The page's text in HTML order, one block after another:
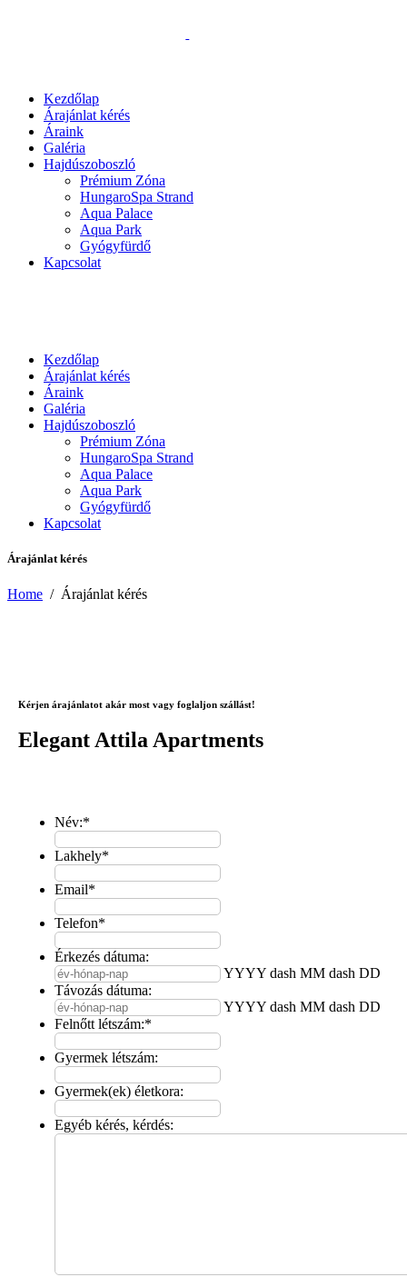
Kezdőlap
Árajánlat kérés
Áraink
Galéria
Hajdúszoboszló
Prémium Zóna
HungaroSpa Strand
Aqua Palace
Aqua Park
Gyógyfürdő
Kapcsolat
Kezdőlap
Árajánlat kérés
Áraink
Galéria
Hajdúszoboszló
Prémium Zóna
HungaroSpa Strand
Aqua Palace
Aqua Park
Gyógyfürdő
Kapcsolat
Árajánlat kérés
Home / Árajánlat kérés
Kérjen árajánlatot akár most vagy foglaljon szállást!
Elegant Attila Apartments
Név:*
Lakhely*
Email*
Telefon*
Érkezés dátuma:
YYYY dash MM dash DD
Távozás dátuma:
YYYY dash MM dash DD
Felnőtt létszám:*
Gyermek létszám:
Gyermek(ek) életkora:
Egyéb kérés, kérdés: